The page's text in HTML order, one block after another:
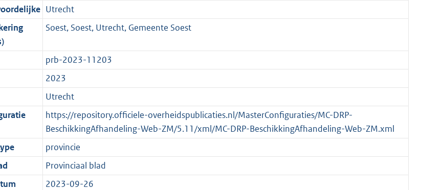
o
t
e
4
K
b
o
o
t
e
4
K
b
Utrecht
Soest, Soest, Utrecht, Gemeente Soest
prb-2023-11203
2023
Utrecht
https://repository.officiele-overheidspublicaties.nl/MasterConfiguraties/MC-DRP-
BeschikkingAfhandeling-Web-ZM/5.11/xml/MC-DRP-BeschikkingAfhandeling-Web-ZM.xml
provincie
Provinciaal blad
2023-09-26